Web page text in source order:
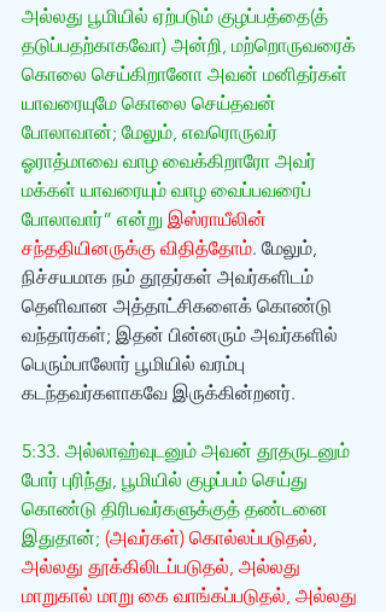
அல்லது பூமியில் ஏற்படும் குழப்பத்தை(த்
தடுப்பதற்காகவோ) அன்றி, மற்றொருவரைக்
கொலை செய்கிறானோ அவன் மனிதர்கள்
யாவரையுமே கொலை செய்தவன்
போலாவான்; மேலும், எவரொருவர்
ஓராத்மாவை வாழ வைக்கிறாரோ அவர்
மக்கள் யாவரையும் வாழ வைப்பவரைப்
போலாவார்” என்று இஸ்ராயீலின்
சந்ததியினருக்கு விதித்தோம். மேலும்,
நிச்சயமாக நம் தூதர்கள் அவர்களிடம்
தெளிவான அத்தாட்சிகளைக் கொண்டு
வந்தார்கள்; இதன் பின்னரும் அவர்களில்
பெரும்பாலோர் பூமியில் வரம்பு
கடந்தவர்களாகவே இருக்கின்றனர்.
5:33. அல்லாஹ்வுடனும் அவன் தூதருடனும்
போர் புரிந்து, பூமியில் குழப்பம் செய்து
கொண்டு திரிபவர்களுக்குத் தண்டனை
இதுதான்; (அவர்கள்) கொல்லப்படுதல்,
அல்லது தூக்கிலிடப்படுதல், அல்லது
மாறுகால் மாறு கை வாங்கப்படுதல், அல்லது